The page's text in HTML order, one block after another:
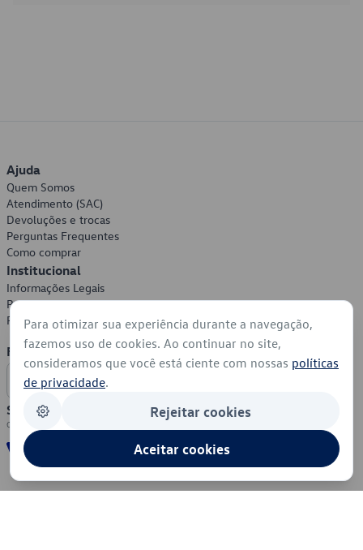
Ajuda
Quem Somos
Atendimento (SAC)
Devoluções e trocas
Perguntas Frequentes
Como comprar
Institucional
Informações Legais
Política de Privacidade
Política de Cookies
Formas de Pagamento
Segurança
Para otimizar sua experiência durante a navegação,
fazemos uso de cookies. Ao continuar no site,
consideramos que você está ciente com nossas políticas
de privacidade.
Rejeitar cookies
Aceitar cookies